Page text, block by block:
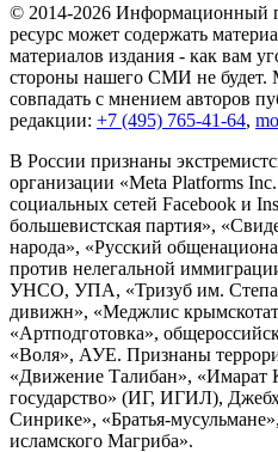
© 2014-2026 Информационный
ресурс может содержать
материалов издания - как вам
стороны нашего СМИ не будет.
совпадать с мнением авторов
редакции: +7 (495) 765-41-64,
В России признаны
организации «Meta Platforms
социальных сетей Facebook и
большевистская партия»,
народа», «Русский
против нелегальной
УНСО, УПА, «Тризуб им.
дивижн», «Меджлис
«Артподготовка»,
«Воля», АУЕ. Признаны
«Движение Талибан», «Имарат
государство» (ИГ, ИГИЛ),
Синрике», «Братья-
исламского Магриба».